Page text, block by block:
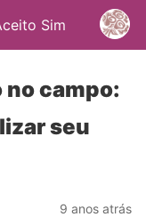
Sim
no campo:
seu
9 anos atrás